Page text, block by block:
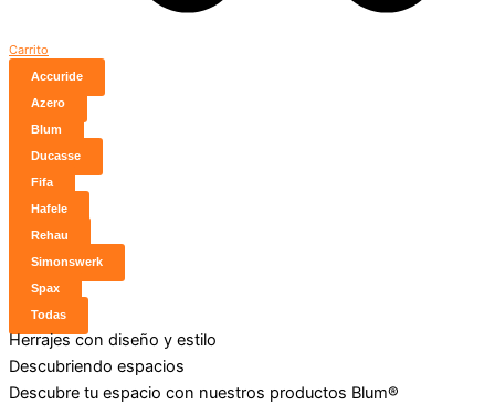
Carrito
Accuride
Azero
Blum
Ducasse
Fifa
Hafele
Rehau
Simonswerk
Spax
Todas
Herrajes con diseño y estilo
Descubriendo espacios
Descubre tu espacio con nuestros productos Blum®